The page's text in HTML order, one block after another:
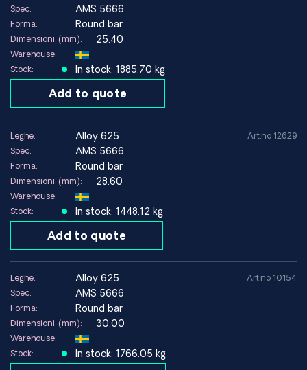
Spec: AMS 5666
Forma: Round bar
Dimensioni. (mm): 25.40
Warehouse:
Stock:
In stock: 1885.70 kg
Add to quote
Leghe: alloy 625
Spec: AMS 5666
Forma: Round bar
Dimensioni. (mm): 28.60
Warehouse:
Stock:
In stock: 1448.12 kg
Add to quote
Art.no 12629
Leghe: alloy 625
Spec: AMS 5666
Forma: Round bar
Dimensioni. (mm): 30.00
Warehouse:
Stock:
In stock: 1766.05 kg
Art.no 10154